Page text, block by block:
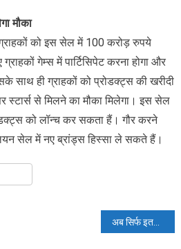
मौका
ग्राहकों को इस सेल में 100 करोड़ रुपये
गेम्स में पार्टिसिपेट करना होगा और
साथ ही ग्राहकों को प्रोडक्ट्स की खरीदी
स्टार्स से मिलने का मौका मिलेगा। इस सेल
को लॉन्च कर सकता हैं। गौर करने
सेल में नए ब्रांड्स हिस्सा ले सकते हैं।
अब सिर्फ इतने रुपये में नंबर मोबाइल को करें पोर्ट